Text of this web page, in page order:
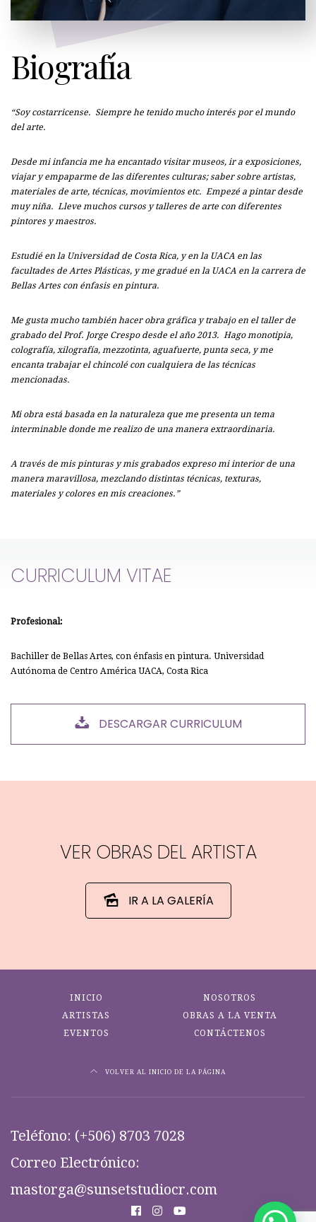
Biografía
“Soy costarricense. Siempre he tenido mucho interés por el mundo
del arte.
Desde mi infancia me ha encantado visitar museos, ir a exposiciones,
viajar y empaparme de las diferentes culturas; saber sobre artistas,
materiales de arte, técnicas, movimientos etc. Empezé a pintar desde
muy niña. Lleve muchos cursos y talleres de arte con diferentes
pintores y maestros.
Estudié en la Universidad de Costa Rica, y en la UACA en las
facultades de Artes Plásticas, y me gradué en la UACA en la carrera de
Bellas Artes con énfasis en pintura.
Me gusta mucho también hacer obra gráfica y trabajo en el taller de
grabado del Prof. Jorge Crespo desde el año 2013. Hago monotipia,
colografía, xilografía, mezzotinta, aguafuerte, punta seca, y me
encanta trabajar el chincolé con cualquiera de las técnicas
mencionadas.
Mi obra está basada en la naturaleza que me presenta un tema
interminable donde me realizo de una manera extraordinaria.
A través de mis pinturas y mis grabados expreso mi interior de una
manera maravillosa, mezclando distintas técnicas, texturas,
materiales y colores en mis creaciones.”
CURRICULUM VITAE
Profesional:
Bachiller de Bellas Artes, con énfasis en pintura. Universidad
Autónoma de Centro América UACA, Costa Rica
DESCARGAR CURRICULUM
VER OBRAS DEL ARTISTA
IR A LA GALERÍA
INICIO
NOSOTROS
ARTISTAS
OBRAS A LA VENTA
EVENTOS
CONTÁCTENOS
VOLVER AL INICIO DE LA PÁGINA
Teléfono: (+506) 8703 7028
Correo Electrónico:
mastorga@sunsetstudiocr.com